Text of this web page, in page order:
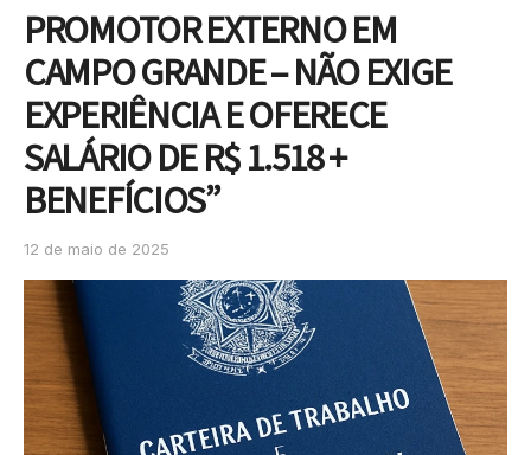
PROMOTOR EXTERNO EM
CAMPO GRANDE – NÃO EXIGE
EXPERIÊNCIA E OFERECE
SALÁRIO DE R$ 1.518 +
BENEFÍCIOS”
12 de maio de 2025